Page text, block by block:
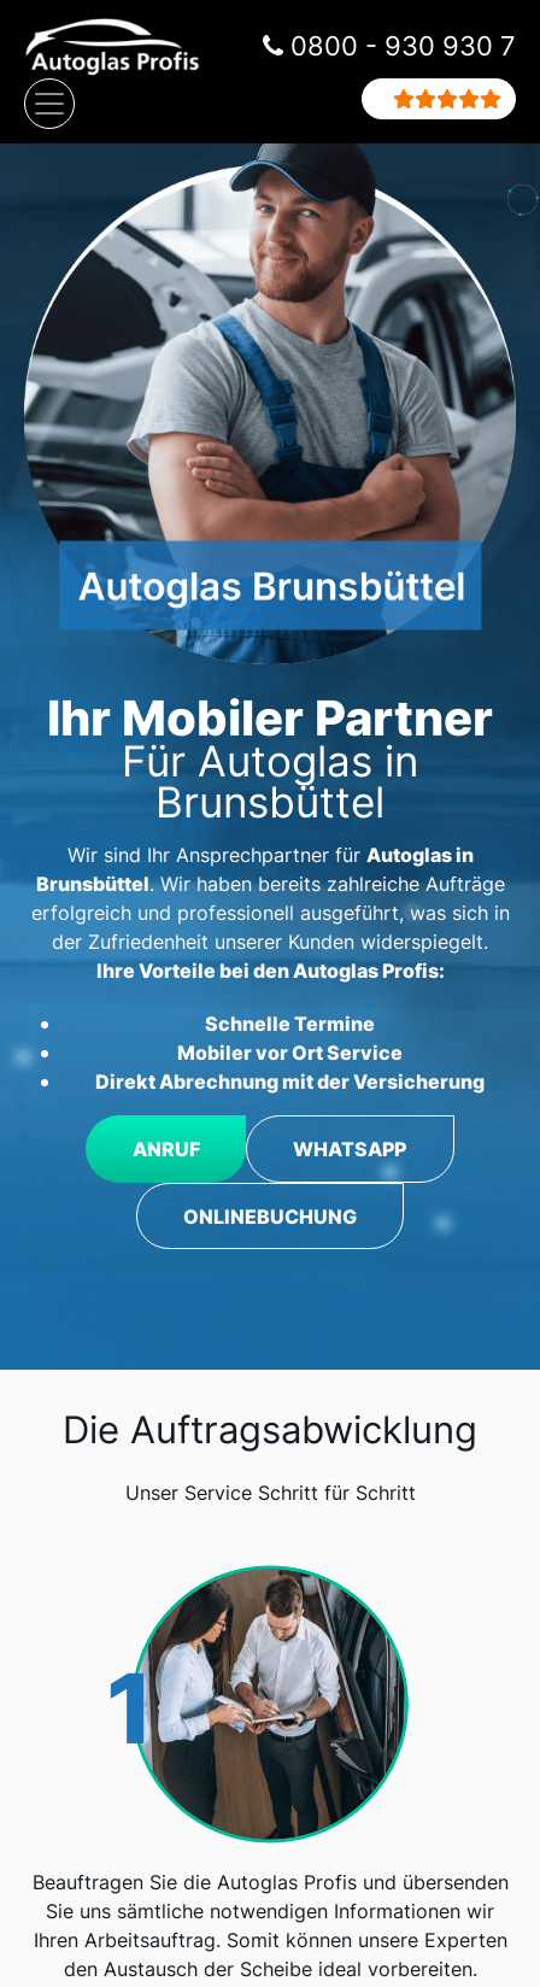
Zum Inhalt springen
Hauptnavigation
0800 - 930 930 7
Ihr Mobiler Partner
Für Autoglas in
Brunsbüttel
Wir sind Ihr Ansprechpartner für Autoglas in
Brunsbüttel. Wir haben bereits zahlreiche Aufträge
erfolgreich und professionell ausgeführt, was sich in
der Zufriedenheit unserer Kunden widerspiegelt.
Ihre Vorteile bei den Autoglas Profis:
Schnelle Termine
Mobiler vor Ort Service
Direkt Abrechnung mit der Versicherung
ANRUF WHATSAPP
ONLINEBUCHUNG
Die Auftragsabwicklung
Unser Service Schritt für Schritt
1
Beauftragen Sie die Autoglas Profis und übersenden
Sie uns sämtliche notwendigen Informationen wir
Ihren Arbeitsauftrag. Somit können unsere Experten
den Austausch der Scheibe ideal vorbereiten.